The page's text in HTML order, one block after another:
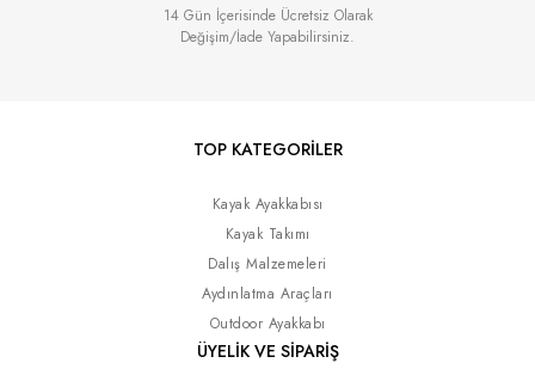
14 Gün İçerisinde Ücretsiz Olarak
Değişim/İade Yapabilirsiniz.
TOP KATEGORİLER
Kayak Ayakkabısı
Kayak Takımı
Dalış Malzemeleri
Aydınlatma Araçları
Outdoor Ayakkabı
ÜYELİK VE SİPARİŞ